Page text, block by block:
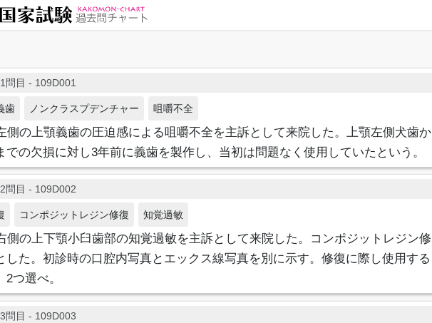
問目 - 109D001
歯 ノンクラスプデンチャー 咀嚼不全
側の上顎義歯の圧迫感による咀嚼不全を主訴として来院した。上顎左側犬歯か
での欠損に対し3年前に義歯を製作し、当初は問題なく使用していたという。
問目 - 109D002
コンポジットレジン修復 知覚過敏
側の上下顎小臼歯部の知覚過敏を主訴として来院した。コンポジットレジン修
した。初診時の口腔内写真とエックス線写真を別に示す。修復に際し使用する
つ選べ。
問目 - 109D003